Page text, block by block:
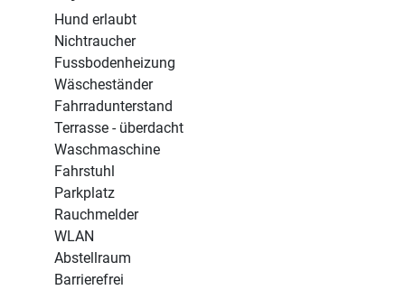
Hund erlaubt
Nichtraucher
Fussbodenheizung
Wäscheständer
Fahrradunterstand
Terrasse - überdacht
Waschmaschine
Fahrstuhl
Parkplatz
Rauchmelder
WLAN
Abstellraum
Barrierefrei